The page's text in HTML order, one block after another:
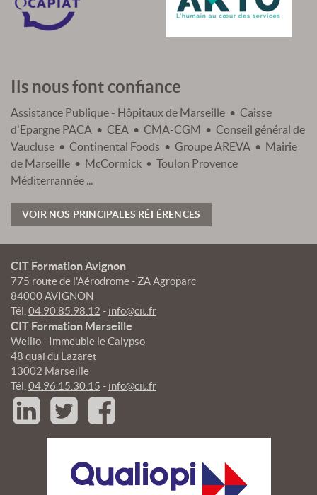
Ils nous font confiance
Assistance Publique - Hôpitaux de Marseille • Caisse
d'Epargne PACA • CEA • CMA-CGM • Conseil général de
Vaucluse • Continental Foods • Groupe AREVA • Mairie
de Marseille • McCormick • Toulon Provence
Méditerrannée ...
VOIR NOS PRINCIPALES RÉFÉRENCES
CIT Formation Avignon
775 route de l'Aérodrome - ZA Agroparc
84000 AVIGNON
Tél. 04.90.85.98.12 - info@cit.fr
CIT Formation Marseille
Wellio - Immeuble le Calypso
48 quai du Lazaret
13002 Marseille
Tél. 04.96.15.30.15 - info@cit.fr